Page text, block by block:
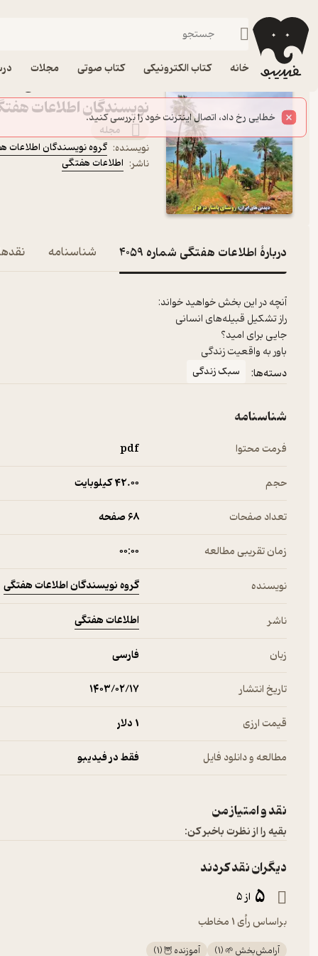
خانه کتاب الکترونیکی کتاب صوتی مجلات
فیدیبو مجله و نشریه
نویسندگان اطلاعات
مجله
نویسنده: گروه نویسندگان اطلاعات
ناشر: اطلاعات هفتگی
دربارۀ اطلاعات هفتگی شماره 4059 شناسنامه
آنچه در این بخش خواهید خواند:
راز تشکیل قبیله‌های انسانی
جایی برای امید؟
باور به واقعیت زندگی
دسته‌ها: سبک زندگی
شناسنامه
فرمت محتوا pdf
حجم 42.۰۰ کیلوبایت
تعداد صفحات 68 صفحه
زمان تقریبی مطالعه ۰۰:۰۰
نویسنده گروه نویسندگان اطلاعات هفتگی
ناشر اطلاعات هفتگی
زبان فارسی
تاریخ انتشار ۱۴۰۳/۰۲/۱۷
قیمت ارزی 1 دلار
مطالعه و دانلود فایل فقط در فیدیبو
نقد و امتیاز من
بقیه را از نظرت باخبر کن:
دیگران نقد کردند
5 از 5
براساس رأی 1 مخاطب
آرامش‌بخش 🌱(
1
) آموزنده 🦉(
1
)